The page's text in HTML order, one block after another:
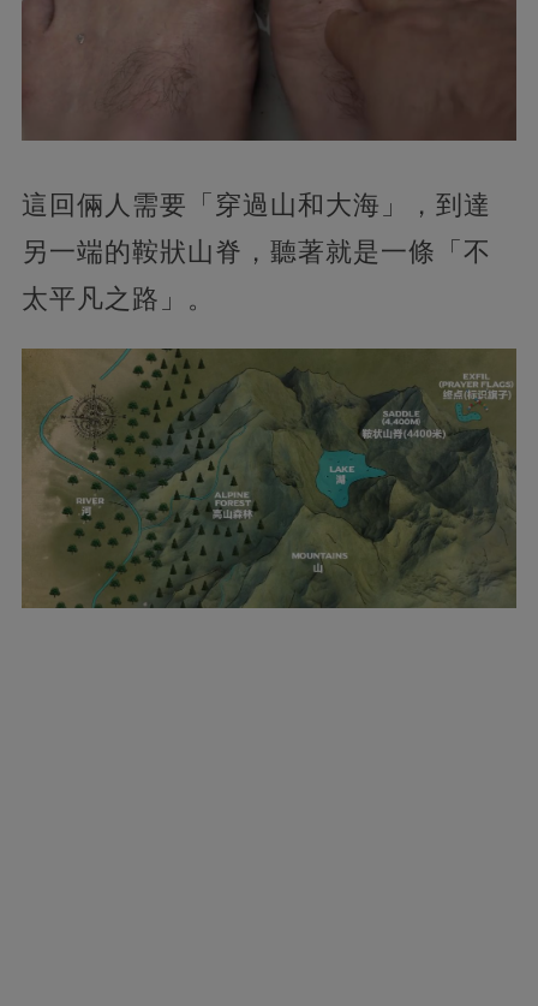
這回倆人需要「穿過山和大海」，到達
另一端的鞍狀山脊，聽著就是一條「不
太平凡之路」。